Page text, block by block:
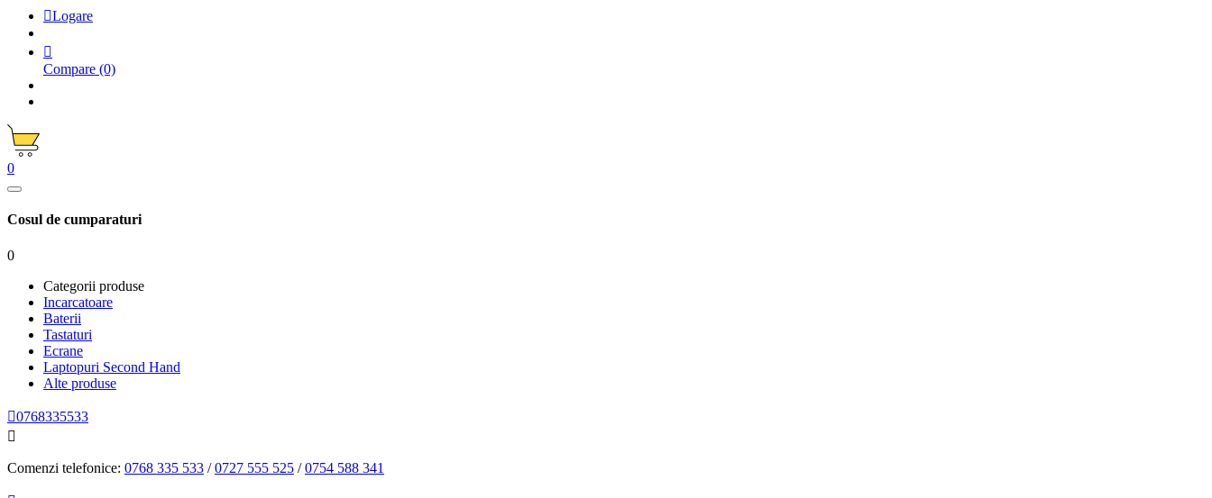
Logare

Compare (0)
0
Cosul de cumparaturi
0
Categorii produse
Incarcatoare
Baterii
Tastaturi
Ecrane
Laptopuri Second Hand
Alte produse
0768335533

Comenzi telefonice: 0768 335 533 /0727 555 525 /0754 588 341